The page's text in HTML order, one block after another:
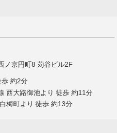
ノ京円町8 苅谷ビル2F
約2分
西大路御池より 徒歩 約11分
梅町より 徒歩 約13分